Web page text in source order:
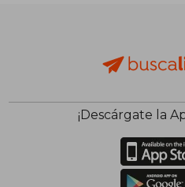
¡Descárgate la